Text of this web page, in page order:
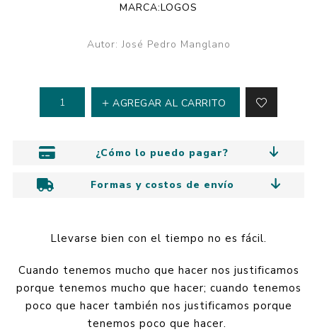
MARCA:LOGOS
Autor: José Pedro Manglano
AGREGAR AL CARRITO
¿Cómo lo puedo pagar?
Formas y costos de envío
Llevarse bien con el tiempo no es fácil.
Cuando tenemos mucho que hacer nos justificamos
porque tenemos mucho que hacer; cuando tenemos
poco que hacer también nos justificamos porque
tenemos poco que hacer.